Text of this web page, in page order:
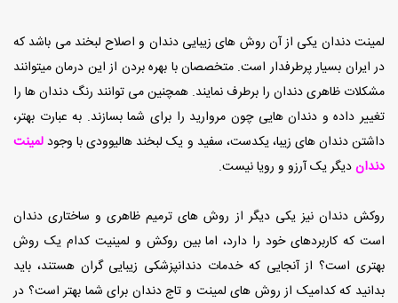
لمینت دندان یکی از آن روش های زیبایی دندان و اصلاح لبخند می باشد که
در ایران بسیار پرطرفدار است. متخصصان با بهره بردن از این درمان میتوانند
مشکلات ظاهری دندان را برطرف نمایند. همچنین می توانند رنگ دندان ها را
تغییر داده و دندان هایی چون مروارید را برای شما بسازند. به عبارت بهتر،
داشتن دندان های زیبا، یکدست، سفید و یک لبخند هالیوودی با وجودلمینت
دنداندیگر یک آرزو و رویا نیست.
روکش دندان نیز یکی دیگر از روش های ترمیم ظاهری و ساختاری دندان
است که کاربردهای خود را دارد، اما بین روکش و لمینیت کدام یک روش
بهتری است؟ از آنجایی که خدمات دندانپزشکی زیبایی گران هستند، باید
بدانید که کدامیک از روش های لمینت و تاج دندان برای شما بهتر است؟ در